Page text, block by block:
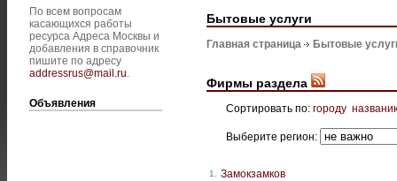
По всем вопросам
касающихся работы
ресурса Адреса Москвы и
добавления в справочник
пишите по адресу
addressrus@mail.ru.
Объявления
Бытовые услуги
Главная страница Бытовые
Фирмы раздела
Сортировать по: городу
Выберите регион:
1. Замокзамков